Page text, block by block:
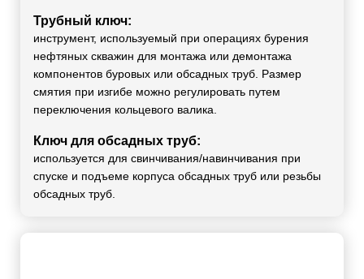
Трубный ключ:
инструмент, используемый при операциях бурения
нефтяных скважин для монтажа или демонтажа
компонентов буровых или обсадных труб. Размер
смятия при изгибе можно регулировать путем
переключения кольцевого валика.
Ключ для обсадных труб:
используется для свинчивания/навинчивания при
спуске и подъеме корпуса обсадных труб или резьбы
обсадных труб.